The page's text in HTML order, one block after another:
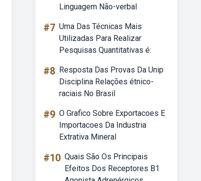
Linguagem Não-verbal
#7 Uma Das Técnicas Mais
Utilizadas Para Realizar
Pesquisas Quantitativas é:
#8 Resposta Das Provas Da Unip
Disciplina Relações étnico-
raciais No Brasil
#9 O Grafico Sobre Exportacoes E
Importacoes Da Industria
Extrativa Mineral
#10 Quais São Os Principais
Efeitos Dos Receptores B1